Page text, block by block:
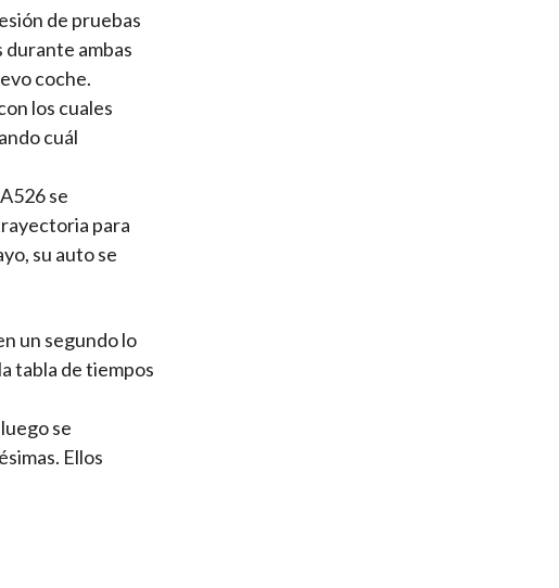
de pruebas
durante ambas
coche.
los cuales
cuál
se
para
su auto se
un segundo lo
tabla de tiempos
se
Ellos